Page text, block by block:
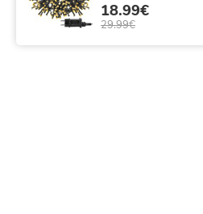
18.99€
29.99€